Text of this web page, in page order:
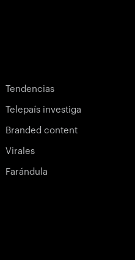
Tendencias
Telepaís investiga
Branded content
Virales
Farándula